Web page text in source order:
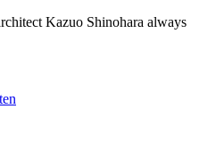
Kazuo Shinohara always